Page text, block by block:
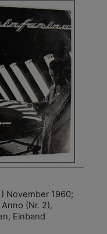
November 1960;
(Nr. 2),
Einband